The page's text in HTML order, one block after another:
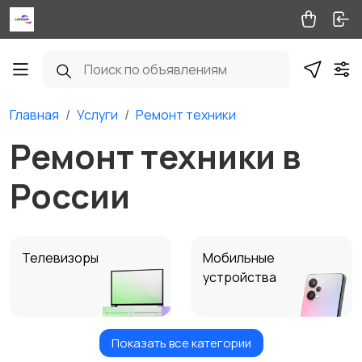
Главная Услуги Ремонт техники
Ремонт техники в
России
Телевизоры
Мобильные
устройства
Стиральные,
Посудомоечные
Показать все категории